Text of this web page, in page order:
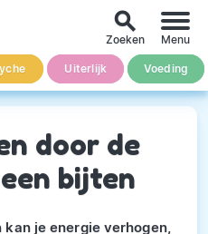
Uiterlijk Voeding
search
Zoeken Menu
door de
bijten
je energie verhogen,